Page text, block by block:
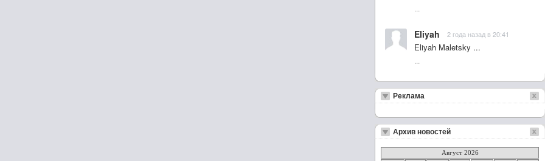
Eliyah 2 года назад в 20:41
Eliyah Maletsky ...
Реклама
Архив новостей
Август 2026